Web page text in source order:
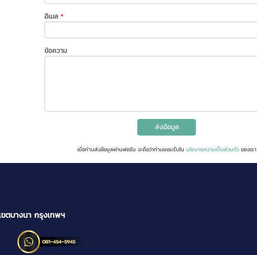
อีเมล *
ข้อความ
ส่งข้อมูล
เมื่อท่านส่งข้อมูลผ่านฟอร์ม จะถือว่าท่านยอมรับใน นโยบายความเป็นส่วนตัวของเรา
ตบางนา กรุงเทพฯ